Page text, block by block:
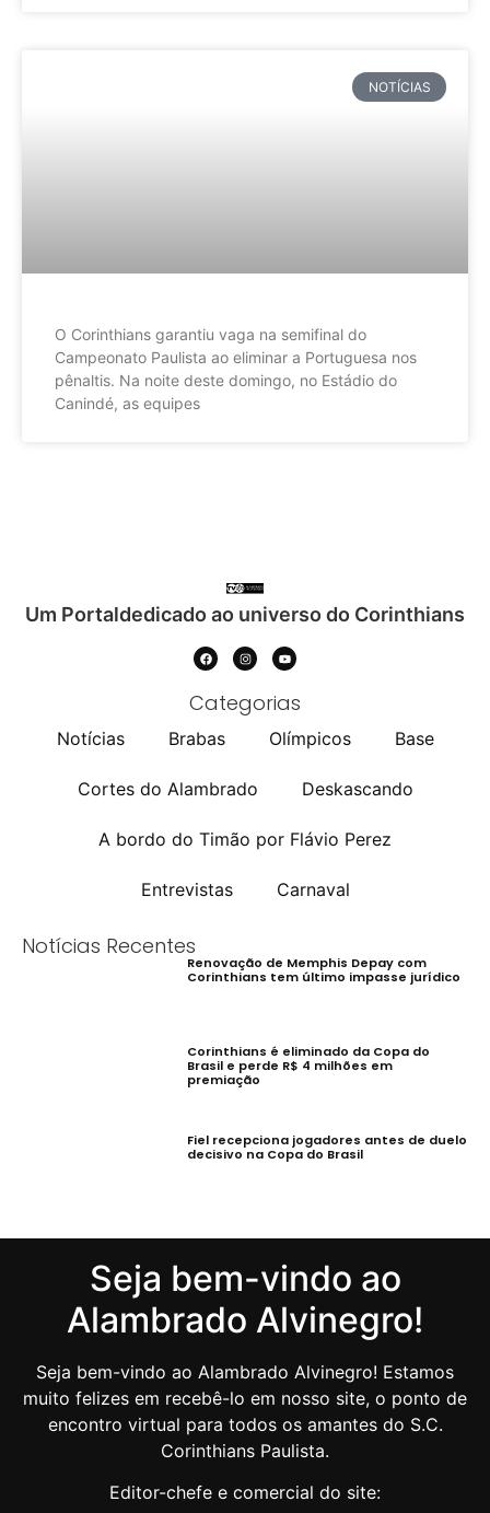
NOTÍCIAS
O Corinthians garantiu vaga na semifinal do
Campeonato Paulista ao eliminar a Portuguesa nos
pênaltis. Na noite deste domingo, no Estádio do
Canindé, as equipes
Um Portaldedicado ao universo do Corinthians
Categorias
Notícias Brabas Olímpicos Base
Cortes do Alambrado Deskascando
A bordo do Timão por Flávio Perez
Entrevistas Carnaval
Notícias Recentes
Renovação de Memphis Depay com
Corinthians tem último impasse jurídico
Corinthians é eliminado da Copa do
Brasil e perde R$ 4 milhões em
premiação
Fiel recepciona jogadores antes de duelo
decisivo na Copa do Brasil
Seja bem-vindo ao
Alambrado Alvinegro!
Seja bem-vindo ao Alambrado Alvinegro! Estamos
muito felizes em recebê-lo em nosso site, o ponto de
encontro virtual para todos os amantes do S.C.
Corinthians Paulista.
Editor-chefe e comercial do site: